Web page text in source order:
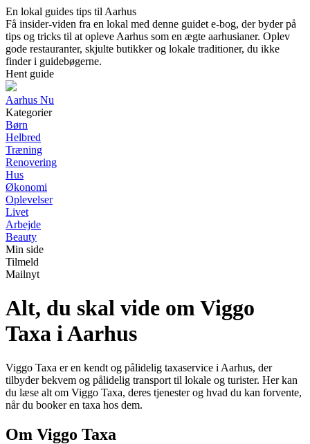
En lokal guides tips til Aarhus
Få insider-viden fra en lokal med denne guidet e-bog, der byder på
tips og tricks til at opleve Aarhus som en ægte aarhusianer. Oplev
gode restauranter, skjulte butikker og lokale traditioner, du ikke
finder i guidebøgerne.
Hent guide
Aarhus Nu
Kategorier
Børn
Helbred
Træning
Renovering
Hus
Økonomi
Oplevelser
Livet
Arbejde
Beauty
Min side
Tilmeld
Mailnyt
Alt, du skal vide om Viggo
Taxa i Aarhus
Viggo Taxa er en kendt og pålidelig taxaservice i Aarhus, der
tilbyder bekvem og pålidelig transport til lokale og turister. Her kan
du læse alt om Viggo Taxa, deres tjenester og hvad du kan forvente,
når du booker en taxa hos dem.
Om Viggo Taxa